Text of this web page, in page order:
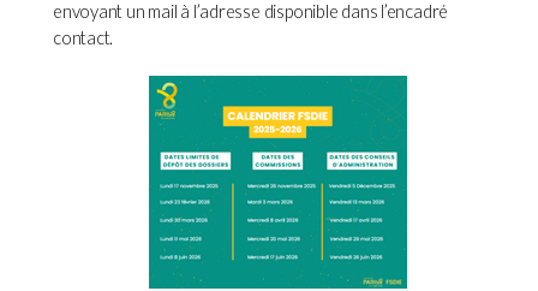
envoyant un mail à l’adresse disponible dans l’encadré
contact.